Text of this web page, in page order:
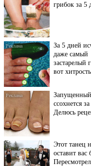
грибок за 5
За 5 дней
даже самый
застарелый
вот хитрость
ссохнется
Делюсь
Этот танец
оставит вас